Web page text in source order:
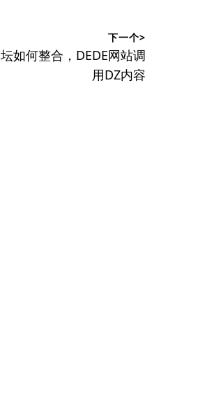
下一个>
如何整合，DEDE网站调
用DZ内容